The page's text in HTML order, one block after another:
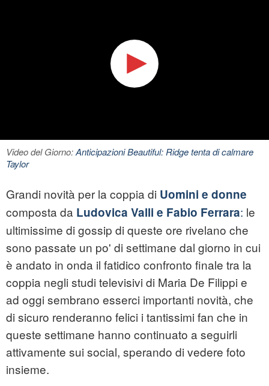
Video del Giorno:Anticipazioni Beautiful: Ridge tenta di calmare
Taylor
Grandi novità per la coppia di Uomini e donne
composta da Ludovica Valli e Fabio Ferrara: le
ultimissime di gossip di queste ore rivelano che
sono passate un po' di settimane dal giorno in cui
è andato in onda il fatidico confronto finale tra la
coppia negli studi televisivi di Maria De Filippi e
ad oggi sembrano esserci importanti novità, che
di sicuro renderanno felici i tantissimi fan che in
queste settimane hanno continuato a seguirli
attivamente sui social, sperando di vedere foto
insieme.